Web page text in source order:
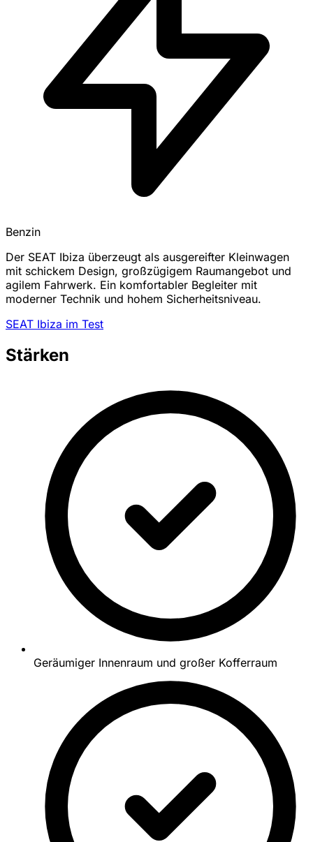
Benzin
Der SEAT Ibiza überzeugt als ausgereifter Kleinwagen
mit schickem Design, großzügigem Raumangebot und
agilem Fahrwerk. Ein komfortabler Begleiter mit
moderner Technik und hohem Sicherheitsniveau.
SEAT Ibiza im Test
Stärken
Geräumiger Innenraum und großer Kofferraum